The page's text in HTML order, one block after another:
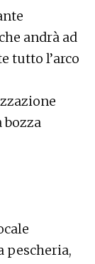
andrà ad
tutto l’arco
bozza
pescheria,